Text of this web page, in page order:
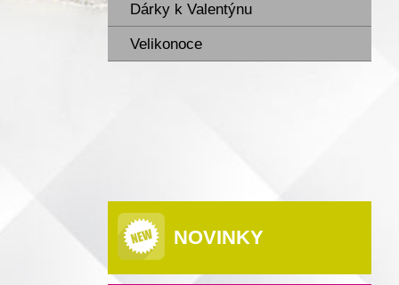
Dárky k Valentýnu
Velikonoce
NOVINKY